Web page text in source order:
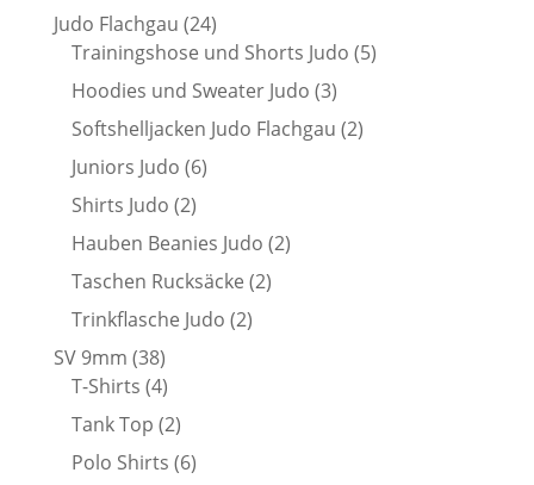
Judo Flachgau 2424
Produkte
Trainingshose und Shorts Judo 55
Hoodies und Sweater Judo 33
Produkte
Softshelljacken Judo Flachgau 22
Juniors Judo 66
Shirts Judo 22
Produkte
Hauben Beanies Judo 22
Taschen Rucksäcke 22
Trinkflasche Judo 22
SV 9mm 3838
Produkte
T-Shirts 44
Produkte
Tank Top 22
Produkte
Polo Shirts 66